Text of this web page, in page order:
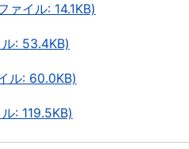
イル: 14.1KB)
: 53.4KB)
ル: 60.0KB)
: 119.5KB)